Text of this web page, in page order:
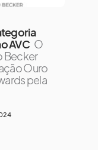
AVC O
Becker
Ouro
pela